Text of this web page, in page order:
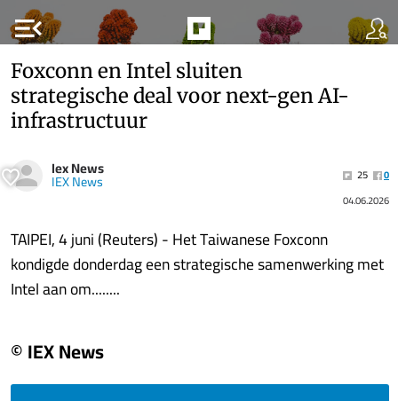
menu_open
Foxconn en Intel sluiten
strategische deal voor next-gen AI-
infrastructuur
Iex News
IEX News 25
0
04.06.2026
TAIPEI, 4 juni (Reuters) - Het Taiwanese Foxconn
kondigde donderdag een strategische samenwerking met
Intel aan om........
© IEX News